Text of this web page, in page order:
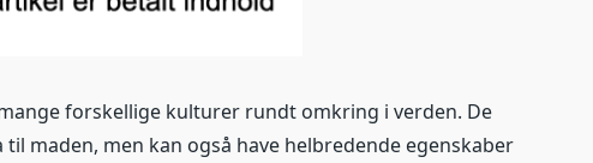
forskellige kulturer rundt omkring i verden. De
maden, men kan også have helbredende egenskaber